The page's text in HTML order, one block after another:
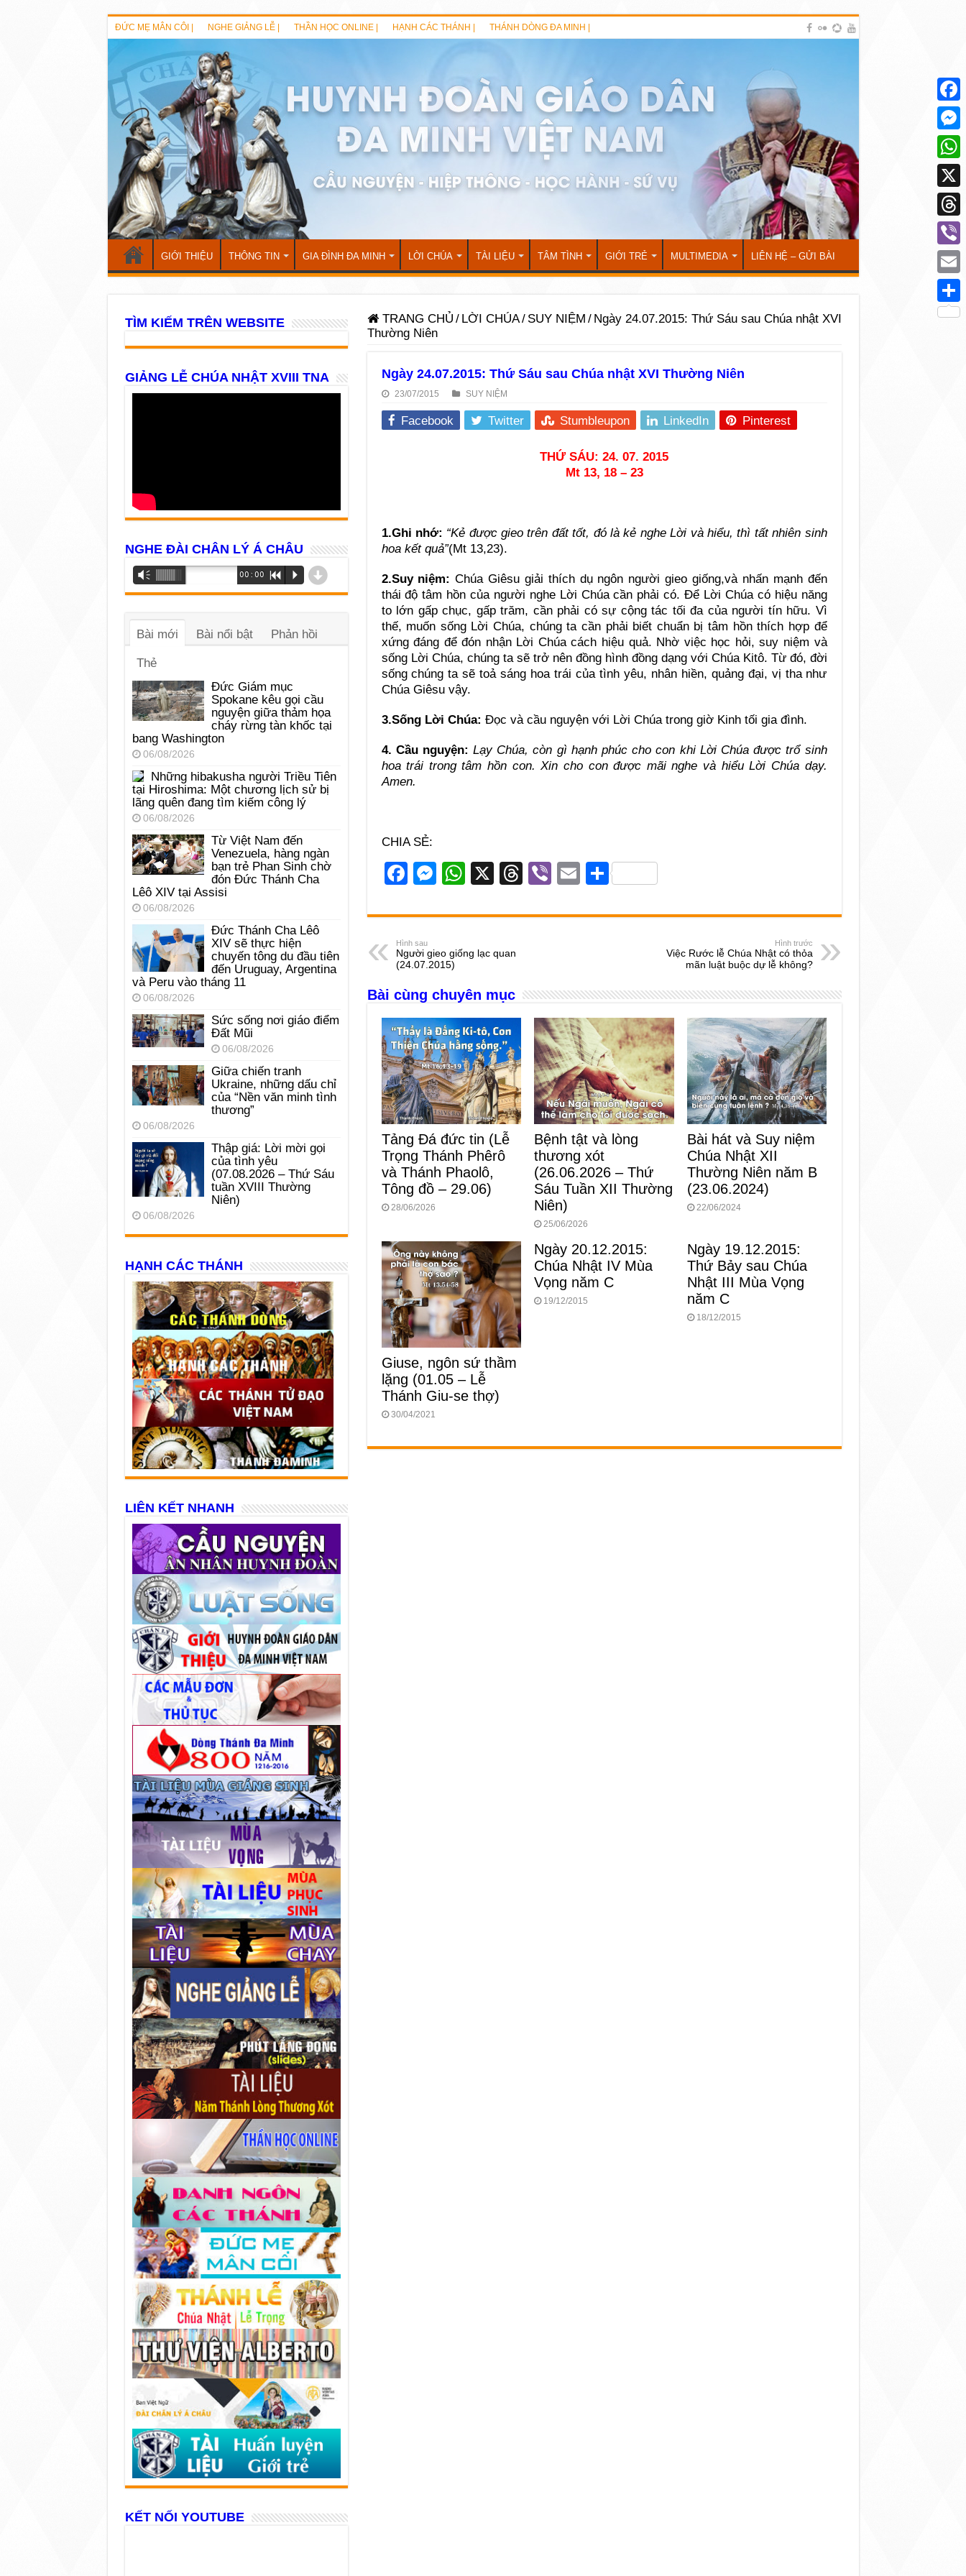
ĐỨC MẸ MÂN CÔI | NGHE GIẢNG LỄ | THẦN HỌC ONLINE | HẠNH CÁC THÁNH | THÁNH DÒNG ĐA MINH |
GIỚI THIỆU THÔNG TIN GIA ĐÌNH ĐA MINH LỜI CHÚA TÀI LIỆU TÂM TÌNH GIỚI TRẺ MULTIMEDIA LIÊN HỆ – GỬI BÀI
TRANG CHỦ / LỜI CHÚA/ SUY NIỆM / Ngày 24.07.2015: Thứ Sáu sau Chúa nhật XVI
Thường Niên
Ngày 24.07.2015: Thứ Sáu sau Chúa nhật XVI Thường Niên
23/07/2015 SUY NIỆM
Facebook Twitter Stumbleupon LinkedIn Pinterest
THỨ SÁU: 24. 07. 2015
Mt 13, 18 – 23
1.Ghi nhớ: “Kẻ được gieo trên đất tốt, đó là kẻ nghe Lời và hiểu, thì tất nhiên sinh
hoa kết quả”(Mt 13,23).
2.Suy niệm: Chúa Giêsu giải thích dụ ngôn người gieo giống,và nhấn mạnh đến
thái độ tâm hồn của người nghe Lời Chúa cần phải có. Để Lời Chúa có hiệu năng
to lớn gấp chục, gấp trăm, cần phải có sự cộng tác tối đa của người tín hữu. Vì
thế, muốn sống Lời Chúa, chúng ta cần phải biết chuẩn bị tâm hồn thích hợp để
xứng đáng để đón nhận Lời Chúa cách hiệu quả. Nhờ việc học hỏi, suy niệm và
sống Lời Chúa, chúng ta sẽ trở nên đồng hình đồng dạng với Chúa Kitô. Từ đó, đời
sống chúng ta sẽ toả sáng hoa trái của tình yêu, nhân hiền, quảng đại, vị tha như
Chúa Giêsu vậy.
3.Sống Lời Chúa: Đọc và cầu nguyện với Lời Chúa trong giờ Kinh tối gia đình.
4. Cầu nguyện:Lạy Chúa, còn gì hạnh phúc cho con khi Lời Chúa được trổ sinh
hoa trái trong tâm hồn con. Xin cho con được mãi nghe và hiểu Lời Chúa dạy.
Amen.
CHIA SẺ:
F
c
e
b
o
o
k
M
ss
n
g
er
W
at
A
p
p
X
T
e
s
Vi
er
E
ail
S
ar
Hình sau
Người gieo giống lạc quan
(24.07.2015)
Hình trước
Việc Rước lễ Chúa Nhật có thỏa
mãn luật buộc dự lễ không?
Bài cùng chuyên mục
Tảng Đá đức tin (Lễ
Trọng Thánh Phêrô
và Thánh Phaolô,
Tông đồ – 29.06)
28/06/2026
Bệnh tật và lòng
thương xót
(26.06.2026 – Thứ
Sáu Tuần XII Thường
Niên)
25/06/2026
Bài hát và Suy niệm
Chúa Nhật XII
Thường Niên năm B
(23.06.2024)
22/06/2024
Giuse, ngôn sứ thầm
lặng (01.05 – Lễ
Thánh Giu-se thợ)
30/04/2021
Ngày 20.12.2015:
Chúa Nhật IV Mùa
Vọng năm C
19/12/2015
Ngày 19.12.2015:
Thứ Bảy sau Chúa
Nhật III Mùa Vọng
năm C
18/12/2015
TÌM KIẾM TRÊN WEBSITE
GIẢNG LỄ CHÚA NHẬT XVIII TNA
NGHE ĐÀI CHÂN LÝ Á CHÂU
Trình
phát
âm
Vm 00:00 R P d
Bài mới Bài nổi bật Phản hồi
Thẻ
Đức Giám mục
Spokane kêu gọi cầu
nguyện giữa thảm họa
cháy rừng tàn khốc tại
bang Washington
06/08/2026
Những hibakusha người Triều Tiên
tại Hiroshima: Một chương lịch sử bị
lãng quên đang tìm kiếm công lý
06/08/2026
Từ Việt Nam đến
Venezuela, hàng ngàn
bạn trẻ Phan Sinh chờ
đón Đức Thánh Cha
Lêô XIV tại Assisi
06/08/2026
Đức Thánh Cha Lêô
XIV sẽ thực hiện
chuyến tông du đầu tiên
đến Uruguay, Argentina
và Peru vào tháng 11
06/08/2026
Sức sống nơi giáo điểm
Đất Mũi
06/08/2026
Giữa chiến tranh
Ukraine, những dấu chỉ
của “Nền văn minh tình
thương”
06/08/2026
Thập giá: Lời mời gọi
của tình yêu
(07.08.2026 – Thứ Sáu
tuần XVIII Thường
Niên)
06/08/2026
HẠNH CÁC THÁNH
LIÊN KẾT NHANH
KẾT NỐI YOUTUBE
X
Viber